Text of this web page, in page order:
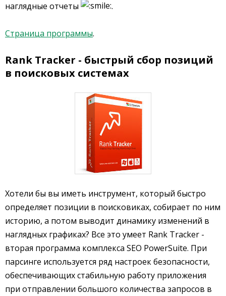
наглядные отчеты
.
Страница программы.
Rank Tracker - быстрый сбор позиций
в поисковых системах
Хотели бы вы иметь инструмент, который быстро
определяет позиции в поисковиках, собирает по ним
историю, а потом выводит динамику изменений в
наглядных графиках? Все это умеет Rank Tracker -
вторая программа комплекса SEO PowerSuite. При
парсинге используется ряд настроек безопасности,
обеспечивающих стабильную работу приложения
при отправлении большого количества запросов в